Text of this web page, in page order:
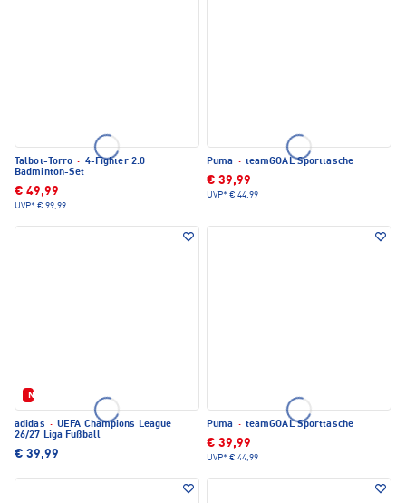
Talbot-Torro · 4-Fighter 2.0
Badminton-Set
€ 49,99
UVP* € 99,99
Puma · teamGOAL Sporttasche
€ 39,99
UVP* € 44,99
Neu
adidas · UEFA Champions League
26/27 Liga Fußball
€ 39,99
Puma · teamGOAL Sporttasche
€ 39,99
UVP* € 44,99